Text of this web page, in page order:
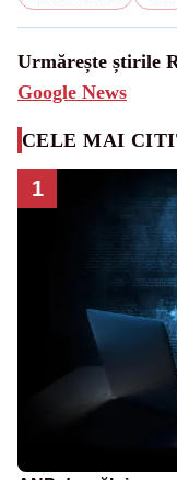
Urmărește știrile
Google News
CELE MAI
1